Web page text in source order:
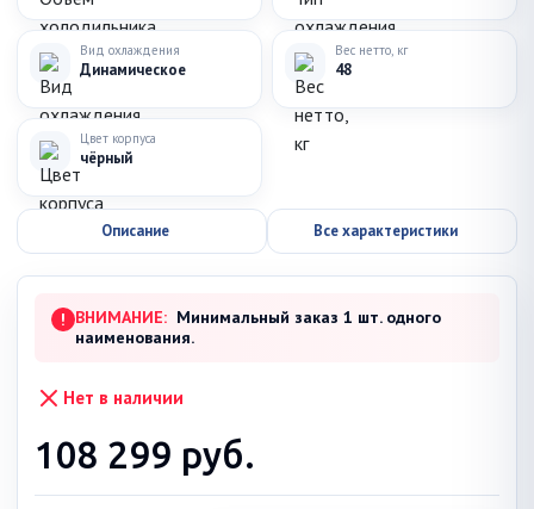
Вид охлаждения
Динамическое
Вес нетто, кг
48
Цвет корпуса
чёрный
Описание Все характеристики
! ВНИМАНИЕ: Минимальный заказ 1 шт. одного
наименования.
Нет в наличии
108 299 руб.